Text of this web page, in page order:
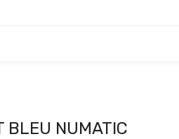
BLEU NUMATIC